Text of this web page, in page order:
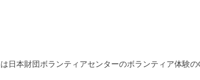
本財団ボランティアセンターのボランティア体験の